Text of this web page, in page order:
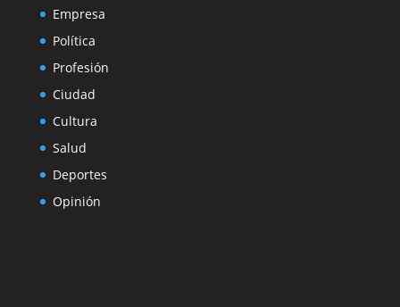
Empresa
Política
Profesión
Ciudad
Cultura
Salud
Deportes
Opinión